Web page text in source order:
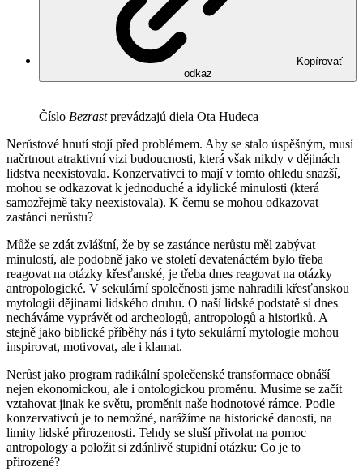
Kopírovať
odkaz
Číslo Bezrastprevádzajú diela Ota Hudeca
Nerůstové hnutí stojí před problémem. Aby se stalo úspěšným, musí
načrtnout atraktivní vizi budoucnosti, která však nikdy v dějinách
lidstva neexistovala. Konzervativci to mají v tomto ohledu snazší,
mohou se odkazovat k jednoduché a idylické minulosti (která
samozřejmě taky neexistovala). K čemu se mohou odkazovat
zastánci nerůstu?
Může se zdát zvláštní, že by se zastánce nerůstu měl zabývat
minulostí, ale podobně jako ve století devatenáctém bylo třeba
reagovat na otázky křesťanské, je třeba dnes reagovat na otázky
antropologické. V sekulární společnosti jsme nahradili křesťanskou
mytologii dějinami lidského druhu. O naší lidské podstatě si dnes
necháváme vyprávět od archeologů, antropologů a historiků. A
stejně jako biblické příběhy nás i tyto sekulární mytologie mohou
inspirovat, motivovat, ale i klamat.
Nerůst jako program radikální společenské transformace obnáší
nejen ekonomickou, ale i ontologickou proměnu. Musíme se začít
vztahovat jinak ke světu, proměnit naše hodnotové rámce. Podle
konzervativců je to nemožné, narážíme na historické danosti, na
limity lidské přirozenosti. Tehdy se sluší přivolat na pomoc
antropology a položit si zdánlivě stupidní otázku: Co je to
přirozené?